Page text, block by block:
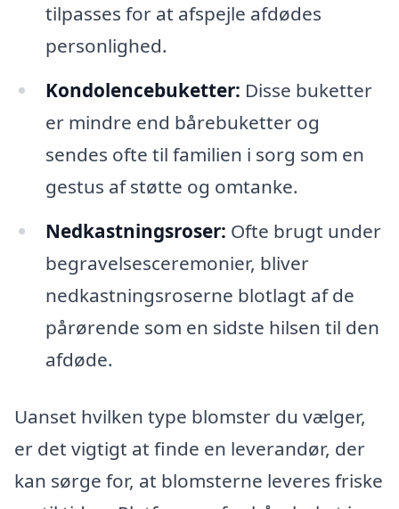
tilpasses for at afspejle afdødes
personlighed.
Kondolencebuketter: Disse buketter
er mindre end bårebuketter og
sendes ofte til familien i sorg som en
gestus af støtte og omtanke.
Nedkastningsroser: Ofte brugt under
begravelsesceremonier, bliver
nedkastningsroserne blotlagt af de
pårørende som en sidste hilsen til den
afdøde.
Uanset hvilken type blomster du vælger,
er det vigtigt at finde en leverandør, der
kan sørge for, at blomsterne leveres friske